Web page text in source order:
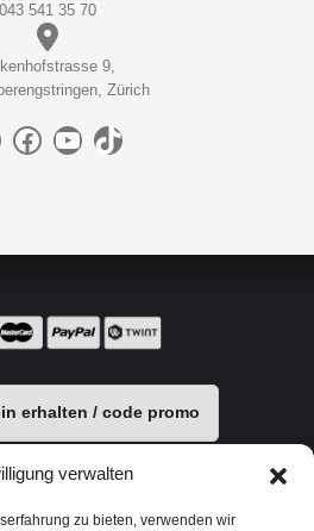
verwalten
zu bieten, verwenden wir
043 541 35 70
9,
Zürich
Facebook YouTube TikTok
erhalten / code promo